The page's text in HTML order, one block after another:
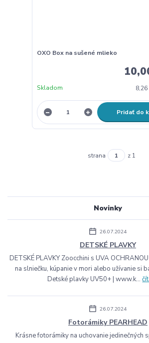
OXO Box na sušené mlieko
8,26
Skladom
Pridať do
strana z 1
Novinky
26.07.2024
DETSKÉ PLAVKY
DETSKÉ PLAVKY Zoocchini s UVA
na slniečku, kúpanie v mori alebo užívanie si
Detské plavky UV50+ | www.k...
26.07.2024
Fotorámiky PEARHEAD
Krásne fotorámiky na uchovanie jedinečných